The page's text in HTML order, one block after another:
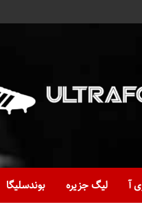
آ لیگ جزیره بوندسلیگا